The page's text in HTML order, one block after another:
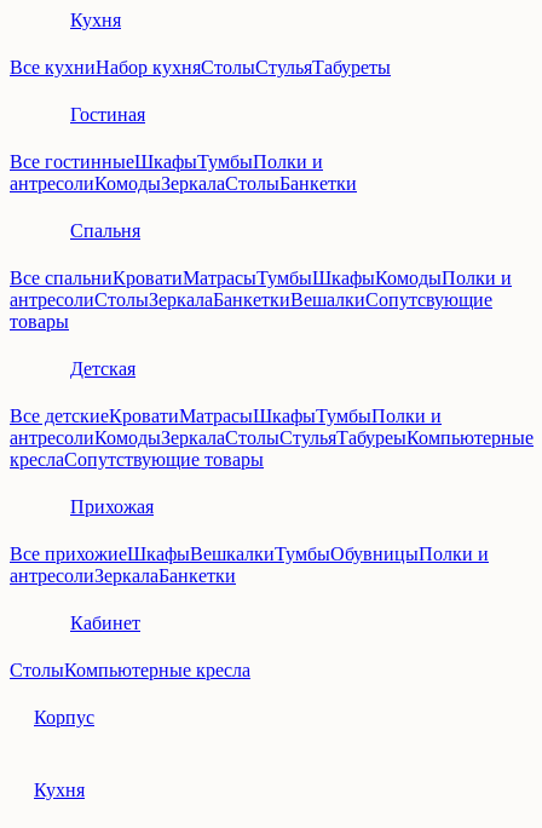
Кухня
Все кухниНабор кухняСтолыСтульяТабуреты
Гостиная
Все гостинныеШкафыТумбыПолки и
антресолиКомодыЗеркалаСтолыБанкетки
Спальня
Все спальниКроватиМатрасыТумбыШкафыКомодыПолки и
антресолиСтолыЗеркалаБанкеткиВешалкиСопутсвующие
товары
Детская
Все детскиеКроватиМатрасыШкафыТумбыПолки и
антресолиКомодыЗеркалаСтолыСтульяТабуреыКомпьютерные
креслаСопутствующие товары
Прихожая
Все прихожиеШкафыВешкалкиТумбыОбувницыПолки и
антресолиЗеркалаБанкетки
Кабинет
СтолыКомпьютерные кресла
Корпус
Кухня